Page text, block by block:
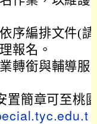
序編排文件(請
報名。
轉銜與輔導服務
簡章可至桃園